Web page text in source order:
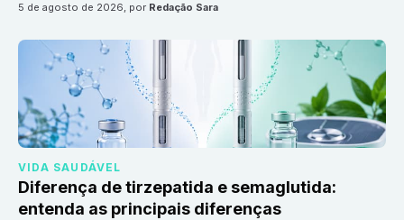
5 de agosto de 2026, por Redação Sara
VIDA SAUDÁVEL
Diferença de tirzepatida e semaglutida:
entenda as principais diferenças